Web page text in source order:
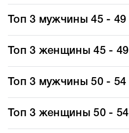
Топ 3 мужчины 45 - 49
Топ 3 женщины 45 - 49
Топ 3 мужчины 50 - 54
Топ 3 женщины 50 - 54